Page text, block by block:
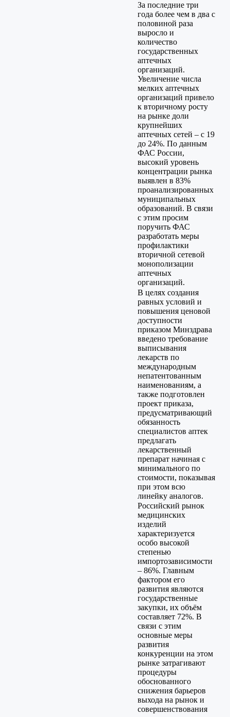
За последние три
года более чем в два с
половиной раза
выросло и
количество
государственных
аптечных
организаций.
Увеличение числа
мелких аптечных
организаций привело
к вторичному росту
на рынке доли
крупнейших
аптечных сетей – с 19
до 24%. По данным
ФАС России,
высокий уровень
концентрации рынка
выявлен в 83%
проанализированных
муниципальных
образований. В связи
с этим просим
поручить ФАС
разработать меры
профилактики
вторичной сетевой
монополизации
аптечных
организаций.
В целях создания
равных условий и
повышения ценовой
доступности
приказом Минздрава
введено требование
выписывания
лекарств по
международным
непатентованным
наименованиям, а
также подготовлен
проект приказа,
предусматривающий
обязанность
специалистов аптек
предлагать
лекарственный
препарат начиная с
минимального по
стоимости, показывая
при этом всю
линейку аналогов.
Российский рынок
медицинских
изделий
характеризуется
особо высокой
степенью
импортозависимости
– 86%. Главным
фактором его
развития являются
государственные
закупки, их объём
составляет 72%. В
связи с этим
основные меры
развития
конкуренции на этом
рынке затрагивают
процедуры
обоснованного
снижения барьеров
выхода на рынок и
совершенствования